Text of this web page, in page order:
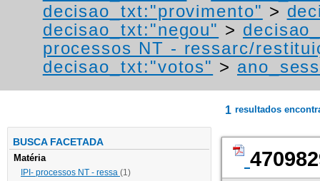
decisao_txt:"provimento" >
decisao_txt:"negou" >
processos NT - ressarc/
decisao_txt:"votos" >
BUSCA FACETADA
Matéria
IPI- processos NT - ressa (1)
1 resultados